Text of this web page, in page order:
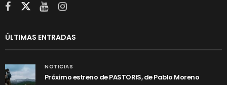
ÚLTIMAS ENTRADAS
NOTICIAS
Próximo estreno de PASTORIS, de Pablo Moreno